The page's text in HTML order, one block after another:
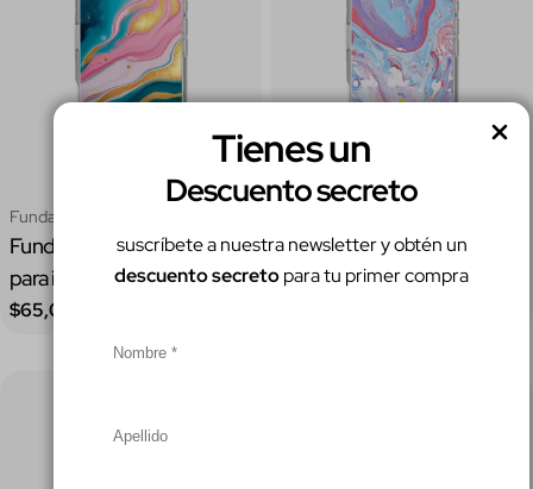
Tienes un
Descuento secreto
suscríbete a nuestra newsletter y obtén un
descuento secretopara tu primer compra
Elige Opciones
Tipo:
Funda Iphone
Funda Algodón de Mármol
para iphone
Precio
$65,000.00
Funda Aurora Líquida para
iphone